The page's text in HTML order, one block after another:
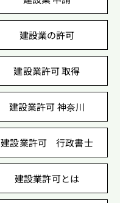
建設業の許可
建設業許可 取得
建設業許可 神奈川
建設業許可 行政書士
建設業許可とは